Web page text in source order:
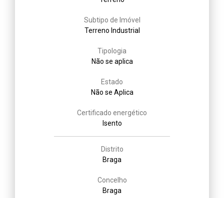
Subtipo de Imóvel
Terreno Industrial
Tipologia
Não se aplica
Estado
Não se Aplica
Certificado energético
Isento
Distrito
Braga
Concelho
Braga